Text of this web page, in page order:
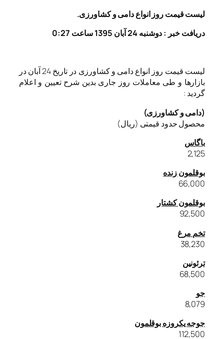
لیست قیمت روز انواع دامی و کشاورزی.
دریافت خبر : دوشنبه 24 آبان 1395 ساعت 0:27
لیست قیمت روز انواع دامی و کشاورزی در تاریخ 24 آبان در
بازارها و طی معاملات روز جاری بدین شرح تعیین و اعلام
گردید :
(دامی و کشاورزی)
محصول حدود قیمتی (ریال)
باگاس
2,125
بوقلمون زنده
66,000
بوقلمون کشتار
92,500
تخم مرغ
38,230
ترئونین
68,500
جو
8,079
جوجه یکروزه بوقلمون
112,500